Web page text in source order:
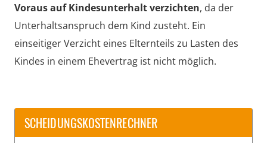
Voraus auf Kindesunterhalt verzichten, da der
Unterhaltsanspruch dem Kind zusteht. Ein
einseitiger Verzicht eines Elternteils zu Lasten des
Kindes in einem Ehevertrag ist nicht möglich.
SCHEIDUNGSKOSTENRECHNER